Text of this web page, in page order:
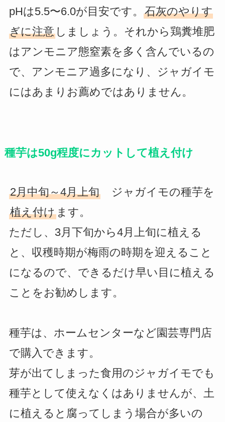
pHは5.5〜6.0が目安です。 石灰のやりす
ぎに注意しましょう。それから鶏糞堆肥
はアンモニア態窒素を多く含んでいるの
で、アンモニア過多になり、ジャガイモ
にはあまりお薦めではありません。
種芋は50g程度にカットして植え付け
2月中旬～4月上旬ジャガイモの種芋を
植え付けます。
ただし、3月下旬から4月上旬に植える
と、収穫時期が梅雨の時期を迎えること
になるので、できるだけ早い目に植える
ことをお勧めします。
種芋は、ホームセンターなど園芸専門店
で購入できます。
芽が出てしまった食用のジャガイモでも
種芋として使えなくはありませんが、土
に植えると腐ってしまう場合が多いの